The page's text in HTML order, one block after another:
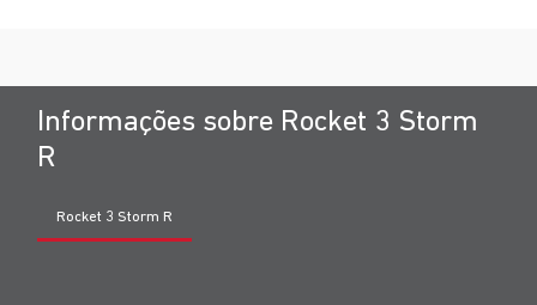
Informações sobre Rocket 3 Storm
R
Rocket 3 Storm R